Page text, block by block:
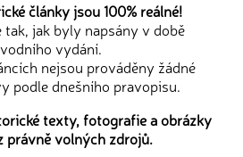
články jsou 100% reálné!
tak, jak byly napsány v době
vydání.
nejsou prováděny žádné
podle dnešního pravopisu.
texty, fotografie a obrázky
právně volných zdrojů.